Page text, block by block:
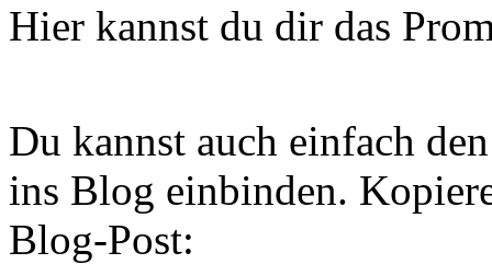
Hier kannst du dir das
Du kannst auch einfach
ins Blog einbinden.
Blog-Post: